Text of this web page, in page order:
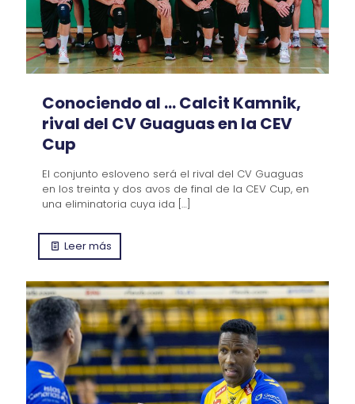
Conociendo al … Calcit Kamnik,
rival del CV Guaguas en la CEV
Cup
El conjunto esloveno será el rival del CV Guaguas
en los treinta y dos avos de final de la CEV Cup, en
una eliminatoria cuya ida […]
Leer más